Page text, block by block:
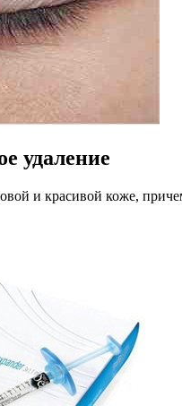
удаление
и красивой коже,